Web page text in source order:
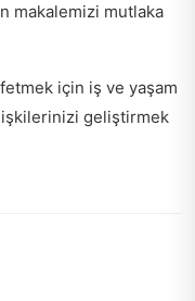
makalemizi mutlaka
için iş ve yaşam
geliştirmek